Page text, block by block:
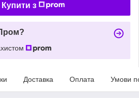
Купити з
Доставка Оплата Умови